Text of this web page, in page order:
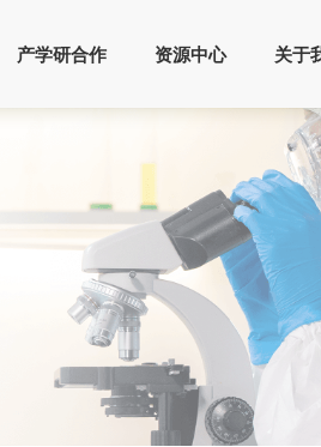
产学研合作 资源中心 关于